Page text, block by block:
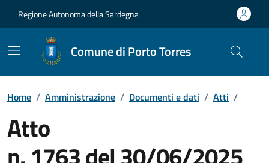
Regione Autonoma della Sardegna
Comune di Porto Torres
Home / Amministrazione / Documenti e dati / Atti /
Atto